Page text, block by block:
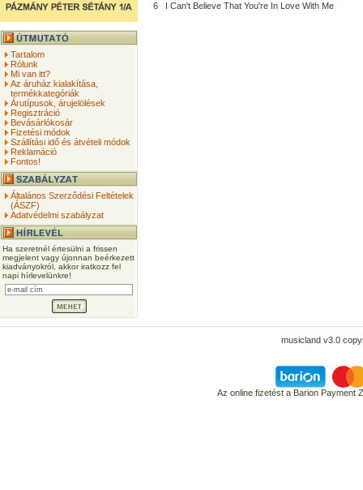
Tartalom
Rólunk
Mi van itt?
Az áruház kialakítása,
termékkategóriák
Árutípusok, árujelölések
Regisztráció
Bevásárlókosár
Fizetési módok
Szállítási idő és átvételi módok
Reklamáció
Fontos!
Általános Szerződési Feltételek
(ÁSZF)
Adatvédelmi szabályzat
Ha szeretnél értesülni a frissen
megjelent vagy újonnan beérkezett
kiadványokról, akkor iratkozz fel
napi hírlevelünkre!
6
I Can't Believe That You're In Love With Me
musicland v3.0
Az online fizetést a Barion Payment